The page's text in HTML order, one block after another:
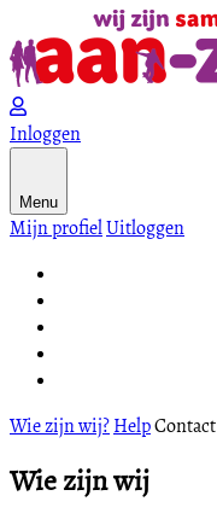
Inloggen
Menu
Mijn profielUitloggen
Wie zijn wij?HelpContact
Wie zijn wij